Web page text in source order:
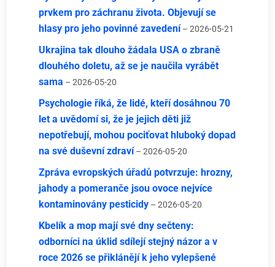
prvkem pro záchranu života. Objevují se
hlasy pro jeho povinné zavedení – 2026-05-21
Ukrajina tak dlouho žádala USA o zbraně
dlouhého doletu, až se je naučila vyrábět
sama – 2026-05-20
Psychologie říká, že lidé, kteří dosáhnou 70
let a uvědomí si, že je jejich děti již
nepotřebují, mohou pociťovat hluboký dopad
na své duševní zdraví – 2026-05-20
Zpráva evropských úřadů potvrzuje: hrozny,
jahody a pomeranče jsou ovoce nejvíce
kontaminovány pesticidy – 2026-05-20
Kbelík a mop mají své dny sečteny:
odborníci na úklid sdílejí stejný názor a v
roce 2026 se přiklánějí k jeho vylepšené